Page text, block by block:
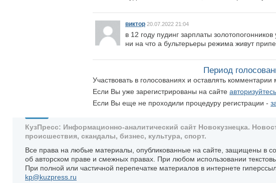
виктор 20.07.2022 21:04
в 12 году пудинг зарплаты
ни на что а бультерьеры режима живут
Период
Участвовать в голосованиях и оставлять комментарии
Если Вы уже зарегистрированы на сайте авторизуйтесь
Если Вы еще не проходили процедуру регистрации -
КузПресс: Информационно-аналитический сайт Новокузнецка.
происшествия, скандалы, бизнес, культура, спорт.
Все права на любые материалы, опубликованные на сайте, защищены в
об авторском праве и смежных правах. При любом использовании
При полной или частичной перепечатке материалов в интернете
kp@kuzpress.ru